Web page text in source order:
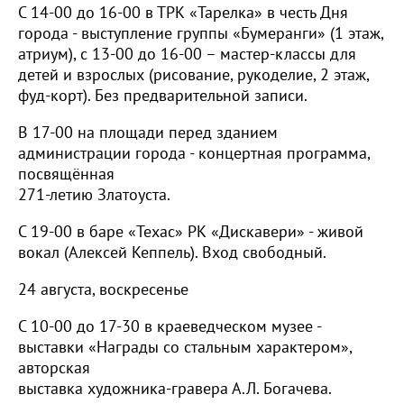
С 14-00 до 16-00 в ТРК «Тарелка» в честь Дня
города - выступление группы «Бумеранги» (1 этаж,
атриум), с 13-00 до 16-00 – мастер-классы для
детей и взрослых (рисование, рукоделие, 2 этаж,
фуд-корт). Без предварительной записи.
В 17-00 на площади перед зданием
администрации города - концертная программа,
посвящённая
271-летию Златоуста.
С 19-00 в баре «Техас» РК «Дискавери» - живой
вокал (Алексей Кеппель). Вход свободный.
24 августа, воскресенье
С 10-00 до 17-30 в краеведческом музее -
выставки «Награды со стальным характером»,
авторская
выставка художника-гравера А.Л. Богачева.